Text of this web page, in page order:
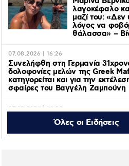
λαγοκέφαλο
μαζί του: «Δεν
λόγος να
θάλασσα» –
07.08.2026 | 16:26
Συνελήφθη στη Γερμανία
δολοφονίες μελών της Greek
κατηγορείται και για την
σφαίρες του Βαγγέλη Ζαμπούνη
07.08.2026 | 16:09
Σέρρες: Βίντεο από τη σύγκρουση
με το φορτηγό – Σε σοκ ο
έχασε σύζυγο και γιό – Ο
Όλες οι Ειδήσεις